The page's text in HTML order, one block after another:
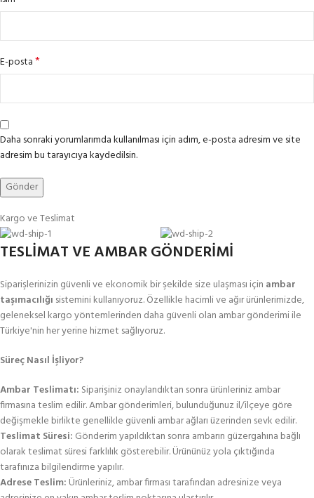
E-posta*
Daha sonraki yorumlarımda kullanılması için adım, e-posta adresim ve site
adresim bu tarayıcıya kaydedilsin.
Kargo ve Teslimat
TESLİMAT VE AMBAR GÖNDERİMİ
Siparişlerinizin güvenli ve ekonomik bir şekilde size ulaşması için ambar
taşımacılığı sistemini kullanıyoruz. Özellikle hacimli ve ağır ürünlerimizde,
geleneksel kargo yöntemlerinden daha güvenli olan ambar gönderimi ile
Türkiye'nin her yerine hizmet sağlıyoruz.
Süreç Nasıl İşliyor?
Ambar Teslimatı: Siparişiniz onaylandıktan sonra ürünleriniz ambar
firmasına teslim edilir. Ambar gönderimleri, bulunduğunuz il/ilçeye göre
değişmekle birlikte genellikle güvenli ambar ağları üzerinden sevk edilir.
Teslimat Süresi: Gönderim yapıldıktan sonra ambarın güzergahına bağlı
olarak teslimat süresi farklılık gösterebilir. Ürününüz yola çıktığında
tarafınıza bilgilendirme yapılır.
Adrese Teslim: Ürünleriniz, ambar firması tarafından adresinize veya